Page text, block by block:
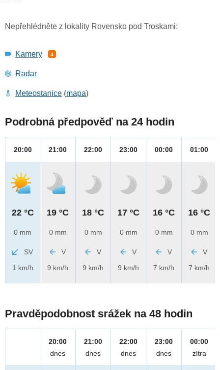
Nepřehlédněte z lokality Rovensko pod Troskami:
Kamery 4
Radar
Meteostanice (mapa)
Podrobná předpověď na 24 hodin
20:00
22 °C
0 mm
SV
1 km/h
21:00
19 °C
0 mm
V
9 km/h
22:00
18 °C
0 mm
V
9 km/h
23:00
17 °C
0 mm
V
9 km/h
00:00
16 °C
0 mm
V
7 km/h
01:00
16 °C
0 mm
V
7 km/h
Pravděpodobnost srážek na 48 hodin
20:00
dnes
21:00
dnes
22:00
dnes
23:00
dnes
00:00
zítra